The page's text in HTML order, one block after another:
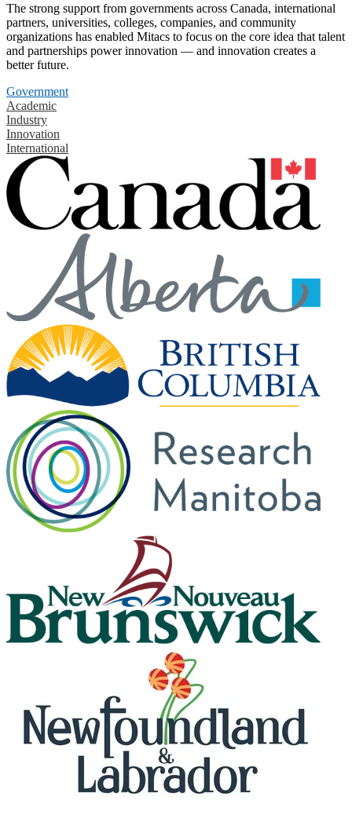
The strong support from governments across Canada, international
partners, universities, colleges, companies, and community
organizations has enabled Mitacs to focus on the core idea that talent
and partnerships power innovation — and innovation creates a
better future.
Government
Academic
Industry
Innovation
International